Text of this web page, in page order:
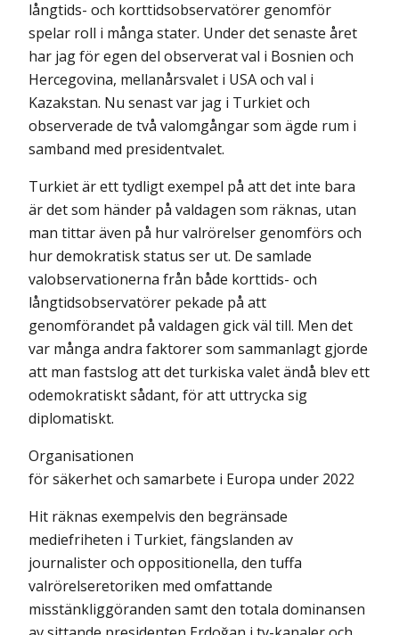
långtids- och korttidsobservatörer genomför
spelar roll i många stater. Under det senaste året
har jag för egen del observerat val i Bosnien och
Hercegovina, mellanårsvalet i USA och val i
Kazakstan. Nu senast var jag i Turkiet och
observerade de två valomgångar som ägde rum i
samband med presidentvalet.
Turkiet är ett tydligt exempel på att det inte bara
är det som händer på valdagen som räknas, utan
man tittar även på hur valrörelser genomförs och
hur demokratisk status ser ut. De samlade
valobservationerna från både korttids- och
långtidsobservatörer pekade på att
genomförandet på valdagen gick väl till. Men det
var många andra faktorer som sammanlagt gjorde
att man fastslog att det turkiska valet ändå blev ett
odemokratiskt sådant, för att uttrycka sig
diplomatiskt.
Organisationen
för säkerhet och samarbete i Europa under 2022
Hit räknas exempelvis den begränsade
mediefriheten i Turkiet, fängslanden av
journalister och oppositionella, den tuffa
valrörelseretoriken med omfattande
misstänkliggöranden samt den totala dominansen